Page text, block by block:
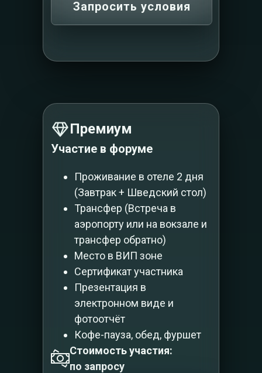
Запросить условия
Премиум
Участие в форуме
Проживание в отеле 2 дня
(Завтрак + Шведский стол)
Трансфер (Встреча в
аэропорту или на вокзале и
трансфер обратно)
Место в ВИП зоне
Сертификат участника
Презентация в
электронном виде и
фотоотчёт
Кофе-пауза, обед, фуршет
Стоимость участия:
по запросу